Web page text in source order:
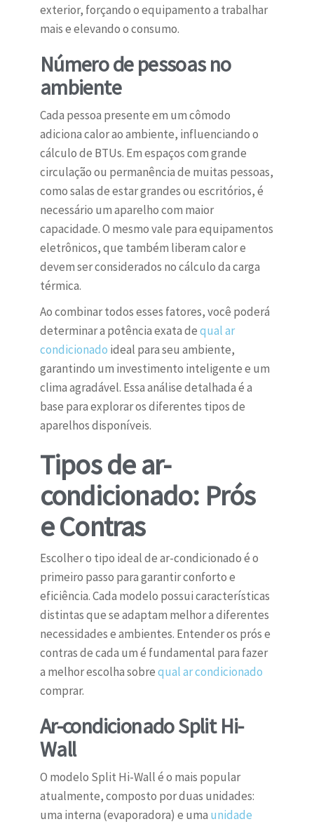
exterior, forçando o equipamento a trabalhar
mais e elevando o consumo.
Número de pessoas no
ambiente
Cada pessoa presente em um cômodo
adiciona calor ao ambiente, influenciando o
cálculo de BTUs. Em espaços com grande
circulação ou permanência de muitas pessoas,
como salas de estar grandes ou escritórios, é
necessário um aparelho com maior
capacidade. O mesmo vale para equipamentos
eletrônicos, que também liberam calor e
devem ser considerados no cálculo da carga
térmica.
Ao combinar todos esses fatores, você poderá
determinar a potência exata dequal ar
condicionado ideal para seu ambiente,
garantindo um investimento inteligente e um
clima agradável. Essa análise detalhada é a
base para explorar os diferentes tipos de
aparelhos disponíveis.
Tipos de ar-
condicionado: Prós
e Contras
Escolher o tipo ideal de ar-condicionado é o
primeiro passo para garantir conforto e
eficiência. Cada modelo possui características
distintas que se adaptam melhor a diferentes
necessidades e ambientes. Entender os prós e
contras de cada um é fundamental para fazer
a melhor escolha sobrequal ar condicionado
comprar.
Ar-condicionado Split Hi-
Wall
O modelo Split Hi-Wall é o mais popular
atualmente, composto por duas unidades:
uma interna (evaporadora) e uma unidade